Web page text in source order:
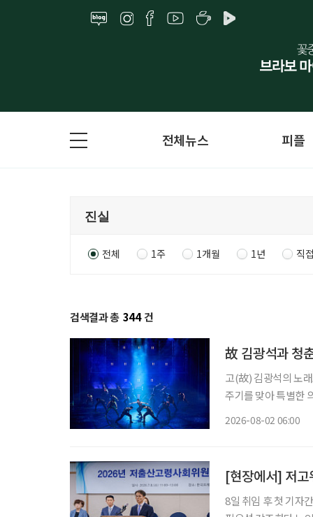
전체뉴스 피플
전체 1주 1개월 1년 직
검색결과 총 344 건
故 김광석과 청
고(故) 김광석의 노
주기를 맞아 특별한
2026-08-02 06:00
[현장에서] 저고
8일 취임 후 첫 기자